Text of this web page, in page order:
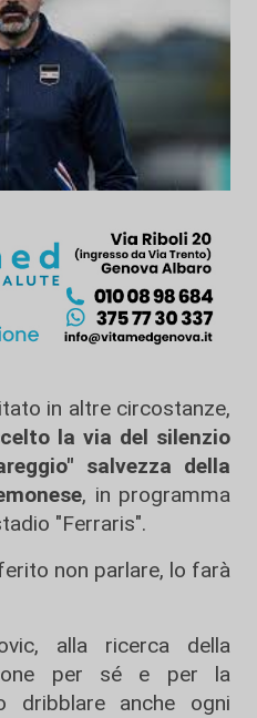
in altre circostanze,
la via del silenzio
salvezza della
, in programma
"Ferraris".
non parlare, lo farà
alla ricerca della
per sé e per la
dribblare anche ogni